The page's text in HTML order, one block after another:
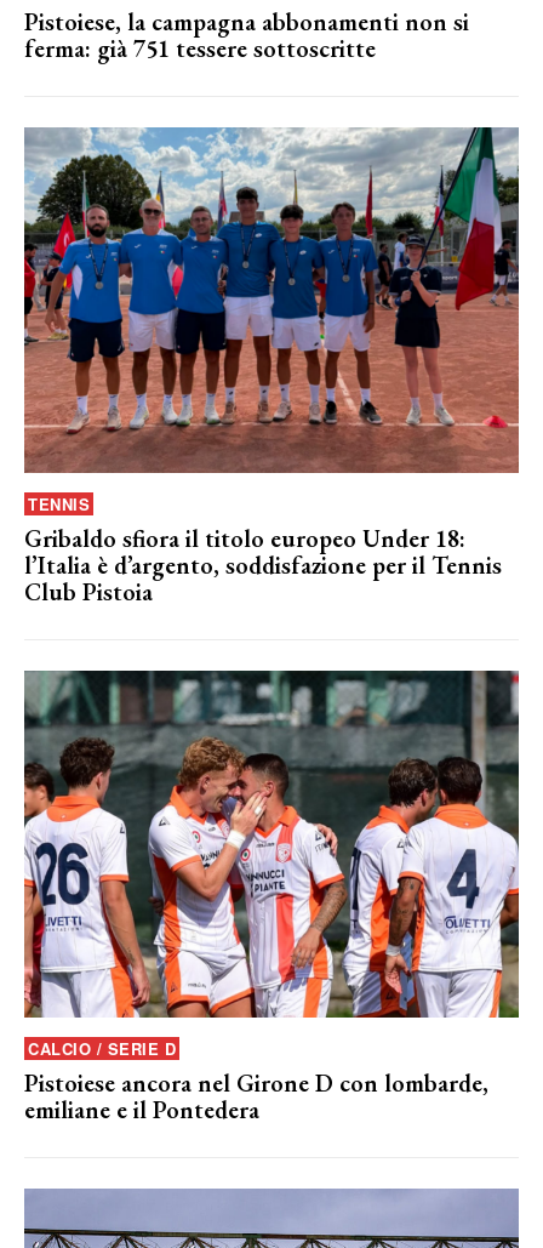
Pistoiese, la campagna abbonamenti non si
ferma: già 751 tessere sottoscritte
TENNIS
Gribaldo sfiora il titolo europeo Under 18:
l’Italia è d’argento, soddisfazione per il Tennis
Club Pistoia
CALCIO / SERIE D
Pistoiese ancora nel Girone D con lombarde,
emiliane e il Pontedera